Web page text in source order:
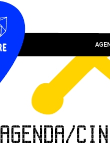
AGENDA/